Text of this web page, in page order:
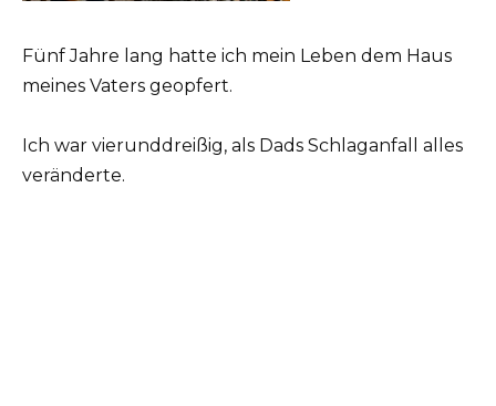
Fünf Jahre lang hatte ich mein Leben dem Haus
meines Vaters geopfert.
Ich war vierunddreißig, als Dads Schlaganfall alles
veränderte.